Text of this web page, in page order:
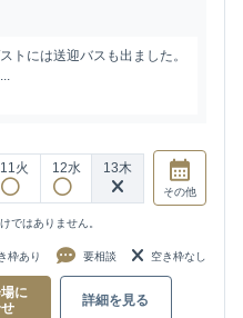
トには送迎バスも出ました。
11火 12水 13木
その他
ではありません。
枠あり 要相談 空き枠なし
に
詳細を見る